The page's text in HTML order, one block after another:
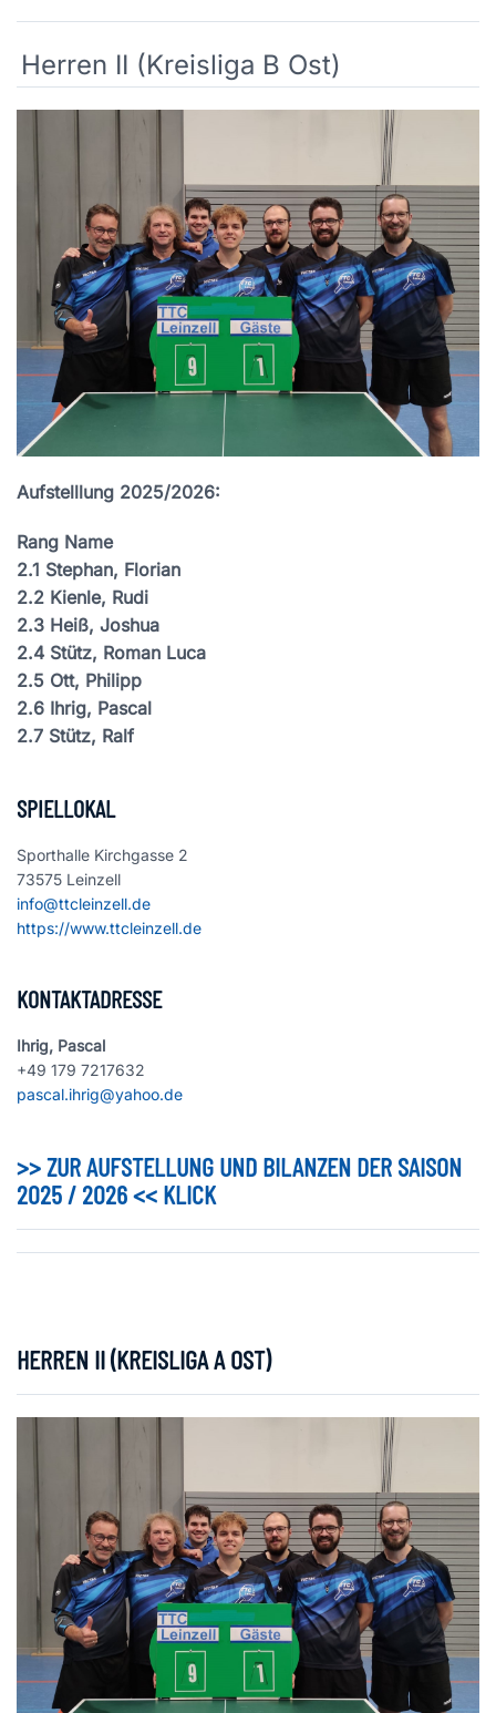
Herren II (Kreisliga B Ost)
Aufstelllung 2025/2026:
Rang Name
2.1 Stephan, Florian
2.2 Kienle, Rudi
2.3 Heiß, Joshua
2.4 Stütz, Roman Luca
2.5 Ott, Philipp
2.6 Ihrig, Pascal
2.7 Stütz, Ralf
SPIELLOKAL
Sporthalle Kirchgasse 2
73575 Leinzell
info@ttcleinzell.de
https://www.ttcleinzell.de
KONTAKTADRESSE
Ihrig, Pascal
+49 179 7217632
pascal.ihrig@yahoo.de
>> ZUR AUFSTELLUNG UND BILANZEN DER SAISON
2025 / 2026 << KLICK
HERREN II (KREISLIGA A OST)